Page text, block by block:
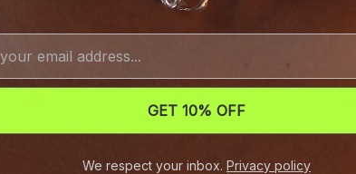
GET 10% OFF
We respect your inbox. Privacy policy